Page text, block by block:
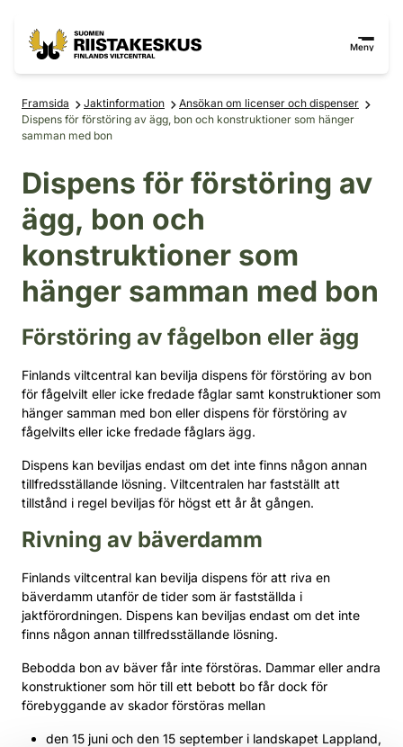
Meny
Framsida Jaktinformation
Ansökan om licenser och dispenser
Dispens för förstöring av ägg, bon och konstruktioner som hänger
samman med bon
Dispens för förstöring av
ägg, bon och
konstruktioner som
hänger samman med bon
Förstöring av fågelbon eller ägg
Finlands viltcentral kan bevilja dispens för förstöring av bon
för fågelvilt eller icke fredade fåglar samt konstruktioner som
hänger samman med bon eller dispens för förstöring av
fågelvilts eller icke fredade fåglars ägg.
Dispens kan beviljas endast om det inte finns någon annan
tillfredsställande lösning. Viltcentralen har fastställt att
tillstånd i regel beviljas för högst ett år åt gången.
Rivning av bäverdamm
Finlands viltcentral kan bevilja dispens för att riva en
bäverdamm utanför de tider som är fastställda i
jaktförordningen. Dispens kan beviljas endast om det inte
finns någon annan tillfredsställande lösning.
Bebodda bon av bäver får inte förstöras. Dammar eller andra
konstruktioner som hör till ett bebott bo får dock för
förebyggande av skador förstöras mellan
den 15 juni och den 15 september i landskapet Lappland,